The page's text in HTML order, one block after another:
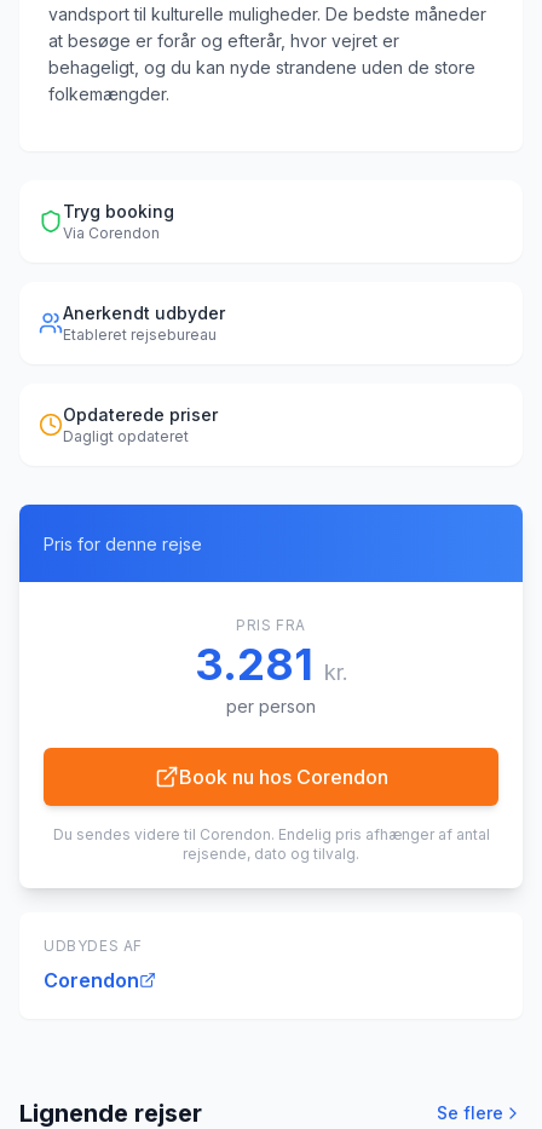
vandsport til kulturelle muligheder. De bedste måneder
at besøge er forår og efterår, hvor vejret er
behageligt, og du kan nyde strandene uden de store
folkemængder.
Tryg booking
Via Corendon
Anerkendt udbyder
Etableret rejsebureau
Opdaterede priser
Dagligt opdateret
Pris for denne rejse
PRIS FRA
3.281 kr.
per person
Book nu hos Corendon
Du sendes videre til Corendon. Endelig pris afhænger af antal
rejsende, dato og tilvalg.
UDBYDES AF
Corendon
Lignende rejser Se flere